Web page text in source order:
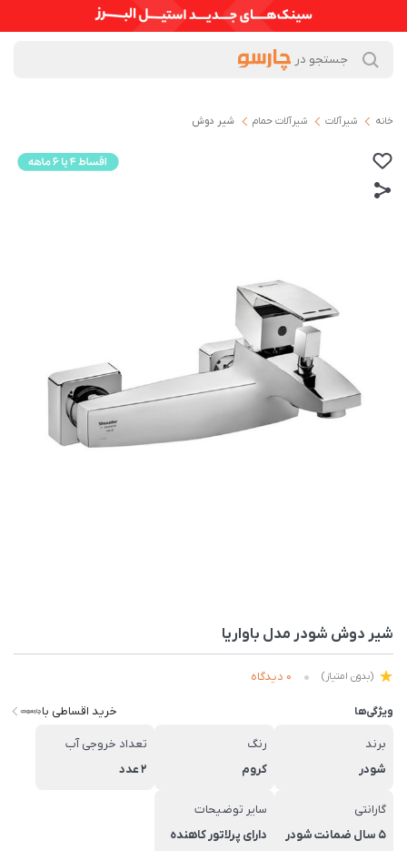
خانه شیرآلات شیرآلات حمام شیر دوش
شیر دوش شودر مدل باواریا
(بدون امتیاز) 0 دیدگاه
ویژگی‌ها خرید اقساطی با
برند
شودر
رنگ
کروم
تعداد خروجی آب
2 عدد
گارانتی
5 سال ضمانت شودر
سایر توضیحات
دارای پرلاتور کاهنده